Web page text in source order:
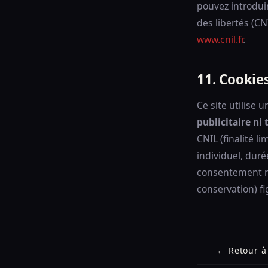
pouvez
des libertés
www.cnil.fr.
11.
Ce site utilise
publicitaire ni
CNIL (finalité
individuel,
consentement
conservation)
← Retour